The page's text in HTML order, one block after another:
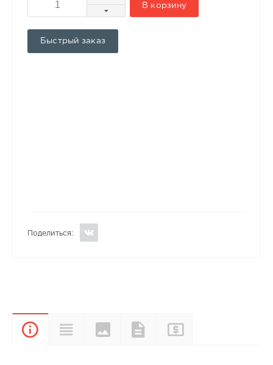
В корзину
Быстрый заказ
Поделиться:
ОписаниеХарактеристики
Цвета и
покрытия
Документы